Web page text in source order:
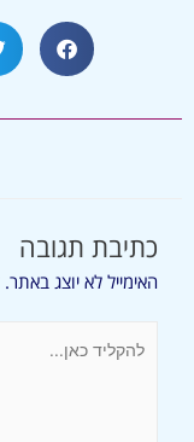
כתיבת תגובה
האימייל לא יוצג באתר.